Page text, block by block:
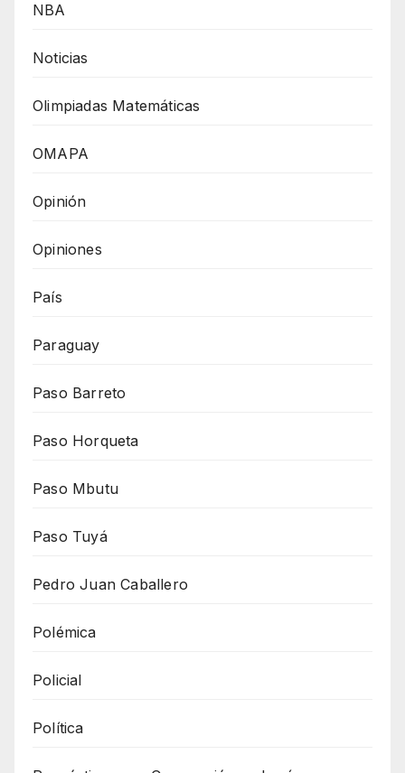
NBA
Noticias
Olimpiadas Matemáticas
OMAPA
Opinión
Opiniones
País
Paraguay
Paso Barreto
Paso Horqueta
Paso Mbutu
Paso Tuyá
Pedro Juan Caballero
Polémica
Policial
Política